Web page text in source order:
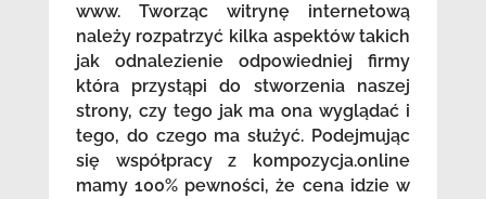
www. Tworząc witrynę internetową
należy rozpatrzyć kilka aspektów takich
jak odnalezienie odpowiedniej firmy
która przystąpi do stworzenia naszej
strony, czy tego jak ma ona wyglądać i
tego, do czego ma służyć. Podejmując
się współpracy z kompozycja.online
mamy 100% pewności, że cena idzie w